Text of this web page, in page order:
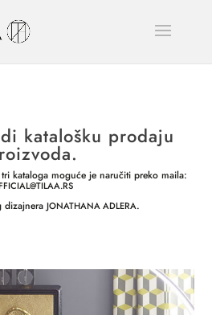
katalošku prodaju
kataloga moguće je naručiti preko maila:
dizajnera JONATHANA ADLERA.